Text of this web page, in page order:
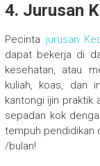
4. Jurusan
Pecinta jurusan
dapat bekerja di
kesehatan, atau
kuliah, koas, dan
kantongi ijin praktik
sepadan kok
tempuh pendidikan
/bulan!